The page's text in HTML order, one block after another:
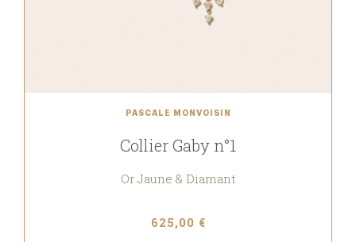
PASCALE MONVOISIN
Collier Gaby n°1
Or Jaune & Diamant
625,00 €